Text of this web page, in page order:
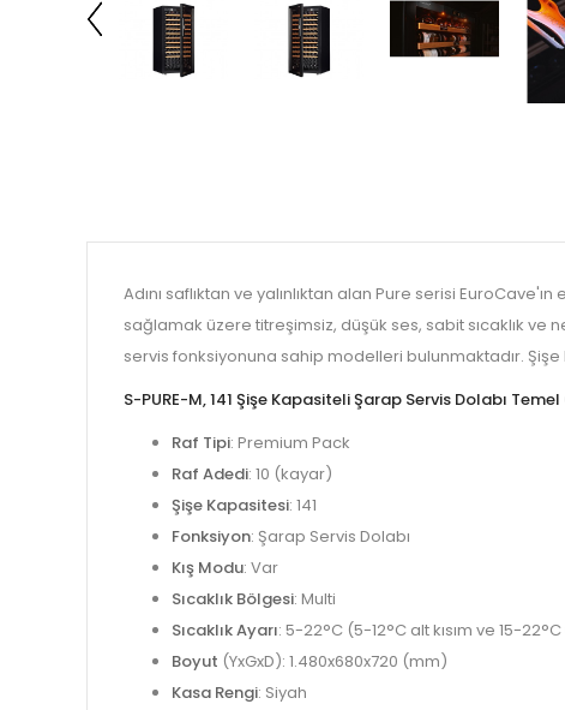
Adını saflıktan ve yalınlıktan alan Pure serisi
sağlamak üzere titreşimsiz, düşük ses, sabit sıcaklık ve
servis fonksiyonuna sahip modelleri bulunmaktadır.
S-PURE-M, 141 Şişe Kapasiteli Şarap Servis Dolabı
Raf Tipi: Premium Pack
Raf Adedi: 10 (kayar)
Şişe Kapasitesi: 141
Fonksiyon: Şarap Servis Dolabı
Kış Modu: Var
Sıcaklık Bölgesi: Multi
Sıcaklık Ayarı: 5-22°C (5-12°C alt kısım ve 15-22°C
Boyut (YxGxD): 1.480x680x720 (mm)
Kasa Rengi: Siyah